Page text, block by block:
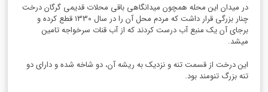
در میدان این محله همچون میدانگاهی باقی محلات قدیمی گرگان درخت
چنار بزرگی قرار داشت که مردم محل آن را در سال 1330 قطع کرده و
برجای آن یک منبع آب درست کردند که از آب قنات سرخواجه تامین
میشد.
این درخت از قسمت تنه و نزدیک به ریشه آن، دو شاخه شده و دارای دو
تنه بزرگ تنومند بود.